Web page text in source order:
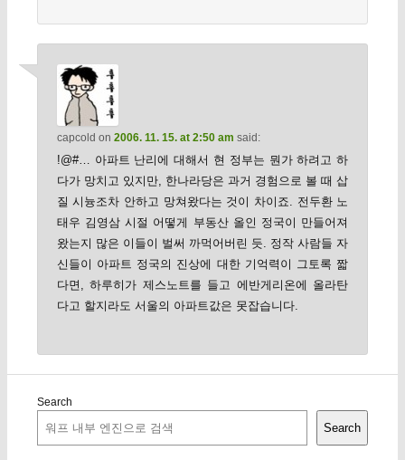
capcold on 2006. 11. 15. at 2:50 am said:
!@#… 아파트 난리에 대해서 현 정부는 뭔가 하려고 하
다가 망치고 있지만, 한나라당은 과거 경험으로 볼 때 삽
질 시늉조차 안하고 망쳐왔다는 것이 차이죠. 전두환 노
태우 김영삼 시절 어떻게 부동산 올인 정국이 만들어져
왔는지 많은 이들이 벌써 까먹어버린 듯. 정작 사람들 자
신들이 아파트 정국의 진상에 대한 기억력이 그토록 짧
다면, 하루히가 제스노트를 들고 에반게리온에 올라탄
다고 할지라도 서울의 아파트값은 못잡습니다.
Search
Search